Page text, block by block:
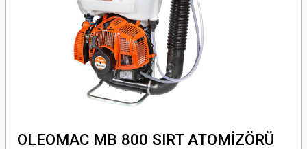
OLEOMAC MB 800 SIRT ATOMİZÖRÜ